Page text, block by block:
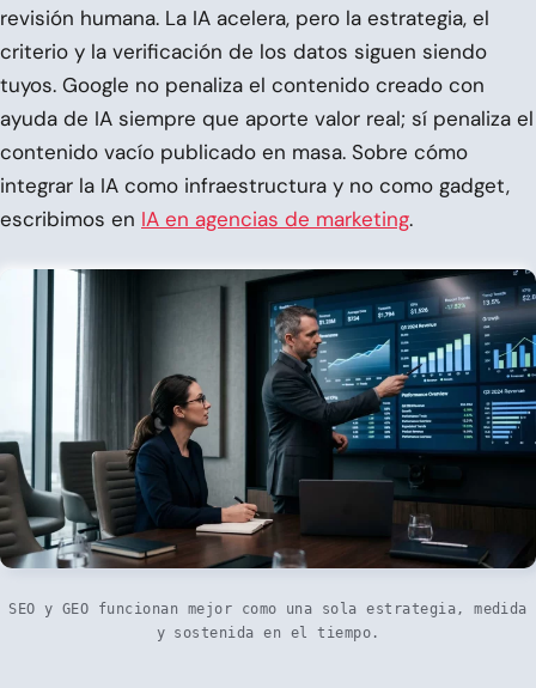
revisión humana. La IA acelera, pero la estrategia, el
criterio y la verificación de los datos siguen siendo
tuyos. Google no penaliza el contenido creado con
ayuda de IA siempre que aporte valor real; sí penaliza el
contenido vacío publicado en masa. Sobre cómo
integrar la IA como infraestructura y no como gadget,
escribimos en IA en agencias de marketing.
SEO y GEO funcionan mejor como una sola estrategia, medida
y sostenida en el tiempo.